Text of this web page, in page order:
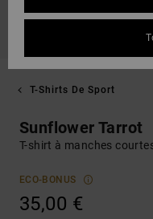
T-Shirts De Sport
Sunflower Tarrot
T-shirt à manches
ECO-BONUS
35,00 €